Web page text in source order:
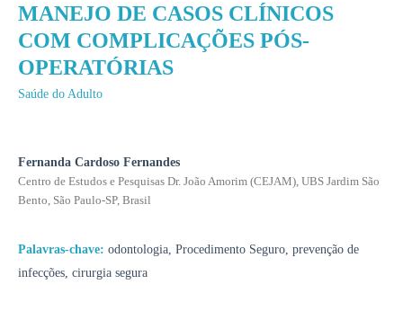
MANEJO DE CASOS CLÍNICOS
COM COMPLICAÇÕES PÓS-
OPERATÓRIAS
Saúde do Adulto
Fernanda Cardoso Fernandes
Centro de Estudos e Pesquisas Dr. João Amorim (CEJAM), UBS Jardim São
Bento, São Paulo-SP, Brasil
Palavras-chave: odontologia, Procedimento Seguro, prevenção de
infecções, cirurgia segura